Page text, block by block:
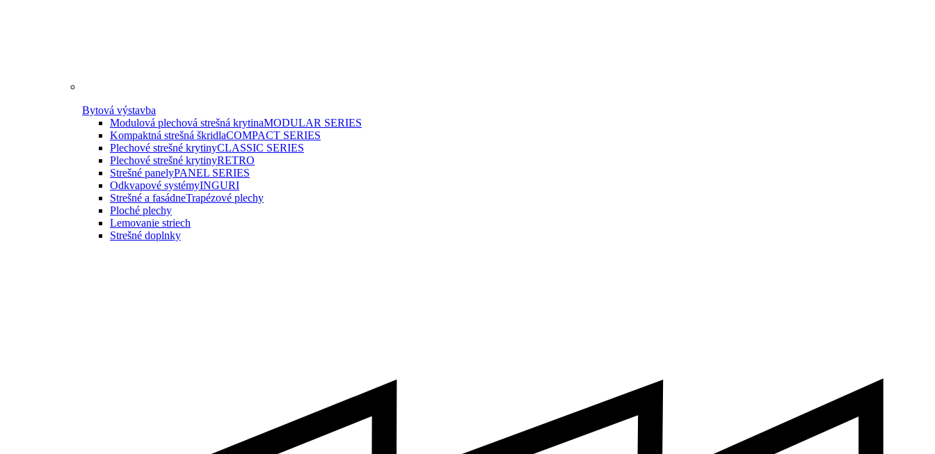
Bytová výstavba
Modulová plechová strešná krytinaMODULAR SERIES
Kompaktná strešná škridlaCOMPACT SERIES
Plechové strešné krytinyCLASSIC SERIES
Plechové strešné krytinyRETRO
Strešné panelyPANEL SERIES
Odkvapové systémyINGURI
Strešné a fasádneTrapézové plechy
Ploché plechy
Lemovanie striech
Strešné doplnky